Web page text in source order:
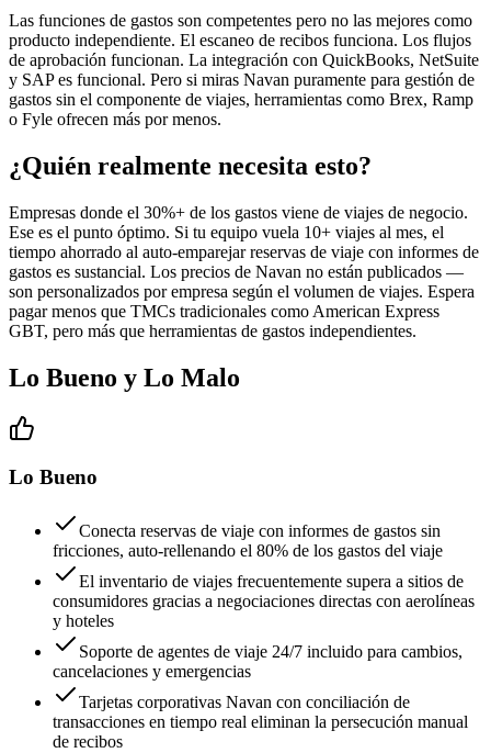
Las funciones de gastos son competentes pero no las mejores como
producto independiente. El escaneo de recibos funciona. Los flujos
de aprobación funcionan. La integración con QuickBooks, NetSuite
y SAP es funcional. Pero si miras Navan puramente para gestión de
gastos sin el componente de viajes, herramientas como Brex, Ramp
o Fyle ofrecen más por menos.
¿Quién realmente necesita esto?
Empresas donde el 30%+ de los gastos viene de viajes de negocio.
Ese es el punto óptimo. Si tu equipo vuela 10+ viajes al mes, el
tiempo ahorrado al auto-emparejar reservas de viaje con informes de
gastos es sustancial. Los precios de Navan no están publicados —
son personalizados por empresa según el volumen de viajes. Espera
pagar menos que TMCs tradicionales como American Express
GBT, pero más que herramientas de gastos independientes.
Lo Bueno y Lo Malo
Lo Bueno
Conecta reservas de viaje con informes de gastos sin
fricciones, auto-rellenando el 80% de los gastos del viaje
El inventario de viajes frecuentemente supera a sitios de
consumidores gracias a negociaciones directas con aerolíneas
y hoteles
Soporte de agentes de viaje 24/7 incluido para cambios,
cancelaciones y emergencias
Tarjetas corporativas Navan con conciliación de
transacciones en tiempo real eliminan la persecución manual
de recibos